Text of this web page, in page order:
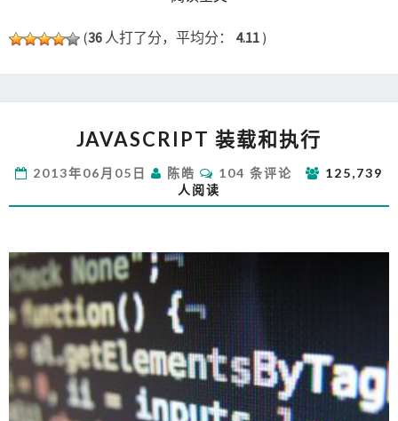
(36 人打了分，平均分： 4.11 )
装
和
执
JAVASCRIPT 装载和执行
2013年06月05日 陈皓
评
论
104 条评论
125,739
人阅读